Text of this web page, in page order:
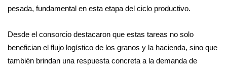
pesada, fundamental en esta etapa del ciclo productivo.
Desde el consorcio destacaron que estas tareas no solo
benefician el flujo logístico de los granos y la hacienda, sino que
también brindan una respuesta concreta a la demanda de